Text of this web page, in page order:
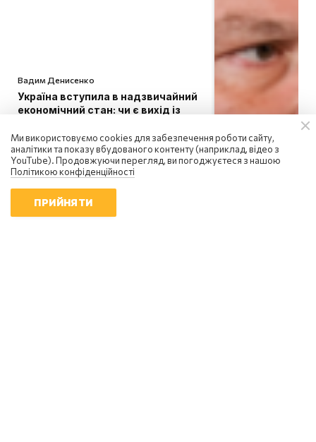
Вадим Денисенко
Україна вступила в надзвичайний
економічний стан: чи є вихід із
08:58 | 8.08.2026
Ми використовуємо cookies для забезпечення роботи сайту,
аналітики та показу вбудованого контенту (наприклад, відео з
YouTube). Продовжуючи перегляд, ви погоджуєтеся з нашою
Політикою конфіденційності
ПРИЙНЯТИ